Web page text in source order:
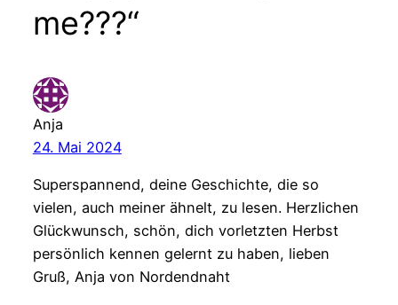
me???“
Anja
24. Mai 2024
Superspannend, deine Geschichte, die so
vielen, auch meiner ähnelt, zu lesen. Herzlichen
Glückwunsch, schön, dich vorletzten Herbst
persönlich kennen gelernt zu haben, lieben
Gruß, Anja von Nordendnaht